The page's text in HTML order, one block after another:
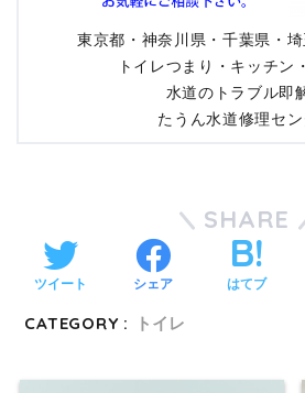
東京都・神奈川県・千葉県・
トイレつまり・キッチン
水道のトラブル即
たうん水道修理セン
SHARE
ツイート シェア はてブ
CATEGORY : トイレ